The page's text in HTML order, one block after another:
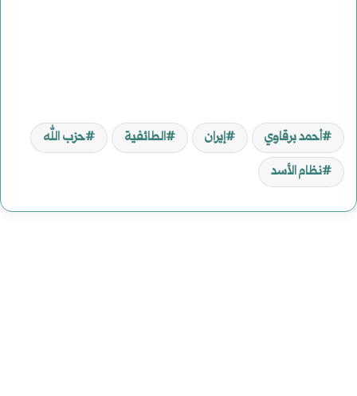
أحمد برقاوي إيران الطائفية
حزب الله
نظام الأسد